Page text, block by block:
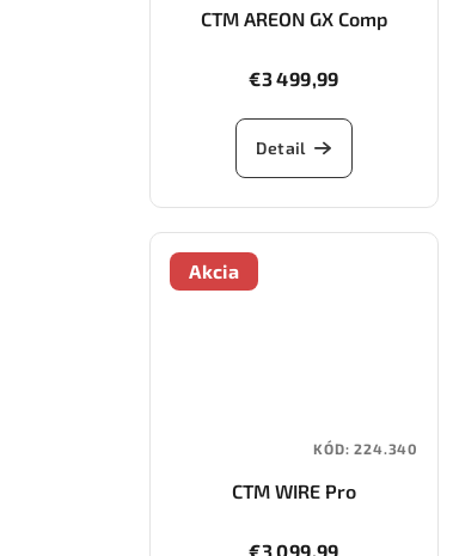
CTM AREON GX Comp
€3 499,99
Detail
Akcia
CTM WIRE Pro
€3 099,99
KÓD:224.340